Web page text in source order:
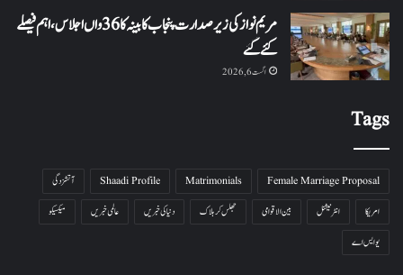
مریم نواز کی زیر صدارت پنجاب کابینہ کا 36واں اجلاس،اہم فیصلے
کئے گئے
اگست 6, 2026
Tags
Female Marriage Proposal
Matrimonials
Shaadi Profile
آتشزدگی
امریکا
انٹرنیشنل بین الاقوامی جھلس کر ہلاک دنیا کی خبریں عالمی خبریں
میکسیکو
یو ایس اے